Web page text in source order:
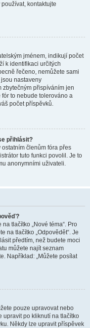
kontaktujte
jménem, indikují počet
k identifikaci určitých
řečeno, nemůžete sami
nastaveny
zbytečným přispíváním jen
to nebude tolerováno a
počet příspěvků.
přihlásit?
členům fóra přes
tuto funkci povolil. Je to
anonymními uživateli.
tlačítko „Nové téma“. Pro
na tlačítko „Odpovědět“. Je
předtím, než budete moci
můžete najít seznam
Například: „Můžete posílat
pouze upravovat nebo
upravit po kliknutí na tlačítko
Někdy lze upravit příspěvek